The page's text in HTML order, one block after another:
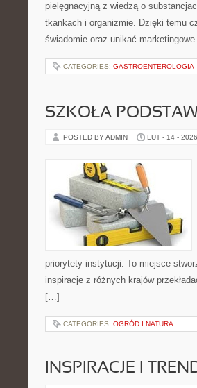
pielęgnacyjną z wiedzą o
tkankach i organizmie. Dzięki temu
świadomie oraz unikać
CATEGORIES: GASTROENTEROLOGIA
SZKOŁA
POSTED BY ADMIN LUT - 14 - 2026
priorytety instytucji. To miejsce
inspiracje z różnych krajów
[…]
CATEGORIES: OGRÓD I NATURA
INSPIRACJE I